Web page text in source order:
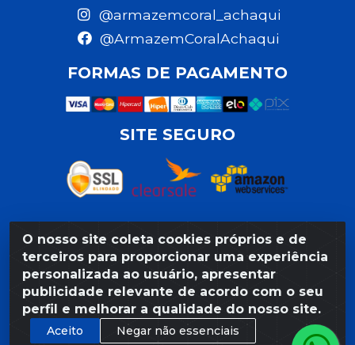
O nosso site coleta cookies próprios e de
terceiros para proporcionar uma experiência
personalizada ao usuário, apresentar
publicidade relevante de acordo com o seu
perfil e melhorar a qualidade do nosso site.
Aceito Negar não essenciais
@armazemcoral_achaqui
@ArmazemCoralAchaqui
FORMAS DE PAGAMENTO
SITE SEGURO
Razão Social: Armazém Coral LTDA - Rua da Praia,
103 - São José - Recife/PE - CEP 50020-550 -
CNPJ 11.623.188/0027-80